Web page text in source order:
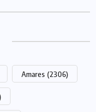
Amares (2306)